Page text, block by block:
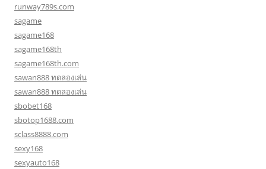
runway789s.com
sagame
sagame168
sagame168th
sagame168th.com
sawan888 ทดลองเล่น
sawan888 ทดลองเล่น
sbobet168
sbotop1688.com
sclass8888.com
sexy168
sexyauto168